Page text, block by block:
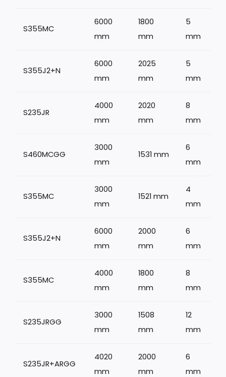
S355MC
6000
mm
1800
mm
5
mm
S355J2+N
6000
mm
2025
mm
5
mm
S235JR
4000
mm
2020
mm
8
mm
S460MCGG
3000
mm
1531 mm
6
mm
S355MC
3000
mm
1521 mm
4
mm
S355J2+N
6000
mm
2000
mm
6
mm
S355MC
4000
mm
1800
mm
8
mm
S235JRGG
3000
mm
1508
mm
12
mm
S235JR+ARGG
4020
mm
2000
mm
6
mm